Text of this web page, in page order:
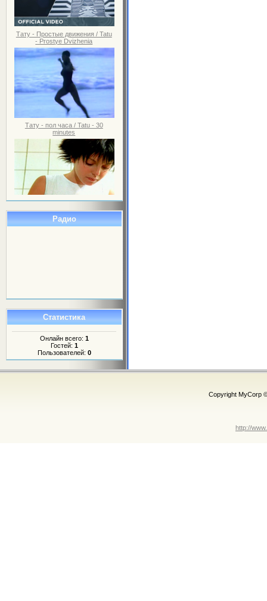
Тату - Простые движения / Tatu
- Prostye Dvizhenia
Тату - пол часа / Tatu - 30
minutes
Радио
Статистика
Онлайн всего: 1
Гостей: 1
Пользователей: 0
Copyright MyCorp
http://